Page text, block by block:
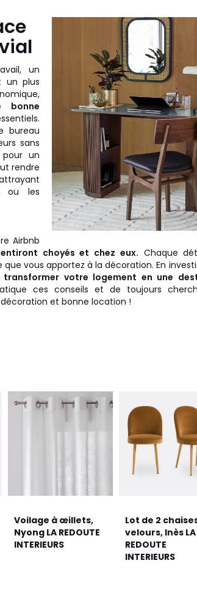
un
un plus
bonne
bureau
sans
un
rendre
ou les
Airbnb
choyés et chez eux. Chaque
que vous apportez à la décoration. En
transformer votre logement en une
ces conseils et de toujours
décoration et bonne location !
Voilage à œillets,
Nyong LA REDOUTE
INTERIEURS
Lot de 2
velours, Inès LA
REDOUTE
INTERIEURS